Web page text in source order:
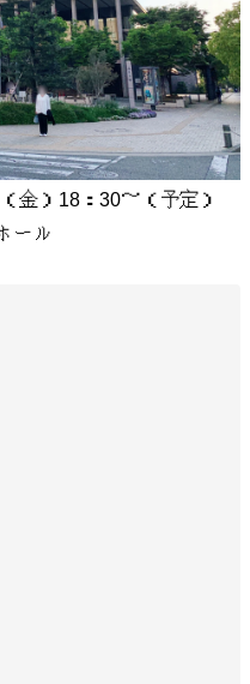
金）18：30～（予定）
ール